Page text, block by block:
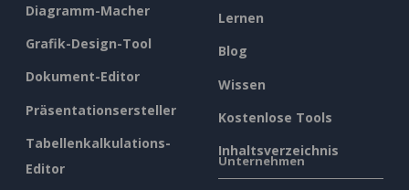
Diagramm-Macher
Grafik-Design-Tool
Dokument-Editor
Präsentationsersteller
Tabellenkalkulations-
Editor
Lernen
Blog
Wissen
Kostenlose Tools
Inhaltsverzeichnis
Unternehmen